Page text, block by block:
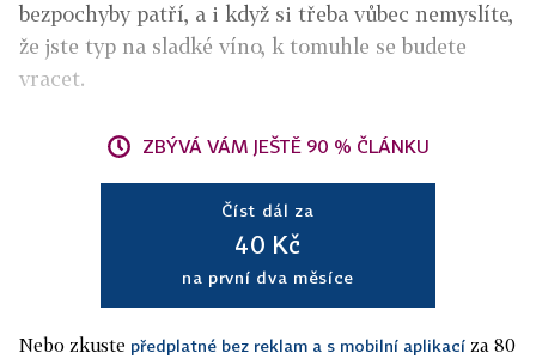
bezpochyby patří, a i když si třeba vůbec nemyslíte,
že jste typ na sladké víno, k tomuhle se budete
vracet.
ZBÝVÁ VÁM JEŠTĚ 90 % ČLÁNKU
Číst dál za
40 Kč
na první dva měsíce
Nebo zkuste předplatné bez reklam a s mobilní aplikací za 80